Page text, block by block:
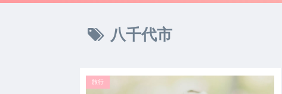
八千代市
旅行